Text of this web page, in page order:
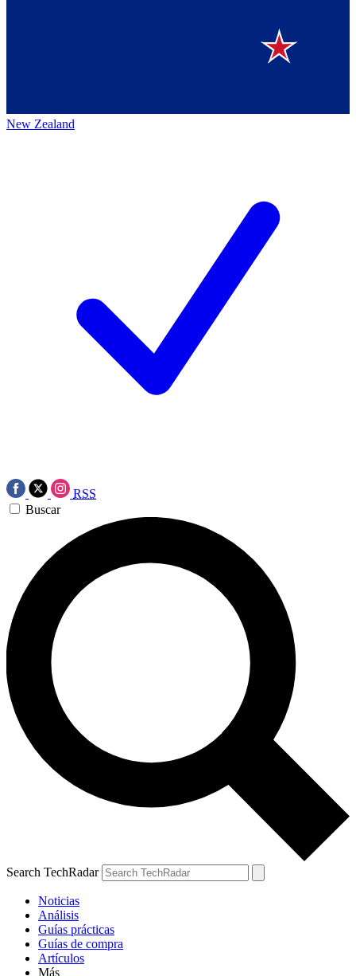
New Zealand
RSS
Buscar
Search TechRadar
Noticias
Análisis
Guías prácticas
Guías de compra
Artículos
Más